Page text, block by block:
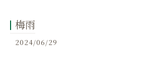
梅雨
2024/06/29